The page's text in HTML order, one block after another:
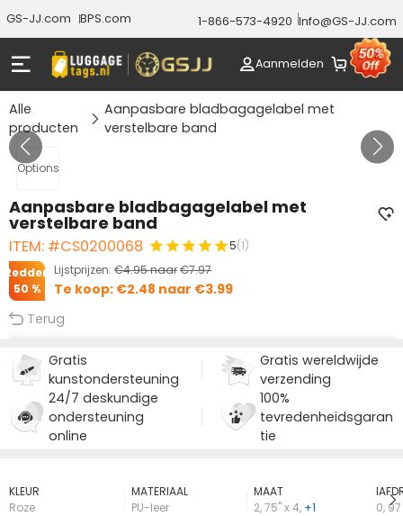
GS-JJ.com BPS.com 1-866-573-4920 Info@GS-JJ.com
Aanmelden
Alle
producten
Aanpasbare bladbagagelabel met
verstelbare band
Options
GALERIJ 1/0
Aanpasbare bladbagagelabel met
verstelbare band
ITEM: #CS0200068 5(1)
Lijstprijzen: €4.95naar€7.97
Redden
50 %
Te koop: €2.48 naar €3.99
Terug
Gratis
kunstondersteuning
Gratis wereldwijde
verzending
24/7 deskundige
ondersteuning
online
100%
tevredenheidsgaran
tie
KLEUR
Roze
MATERIAAL
PU-leer
MAAT
2,75" x 4, +1
0,97